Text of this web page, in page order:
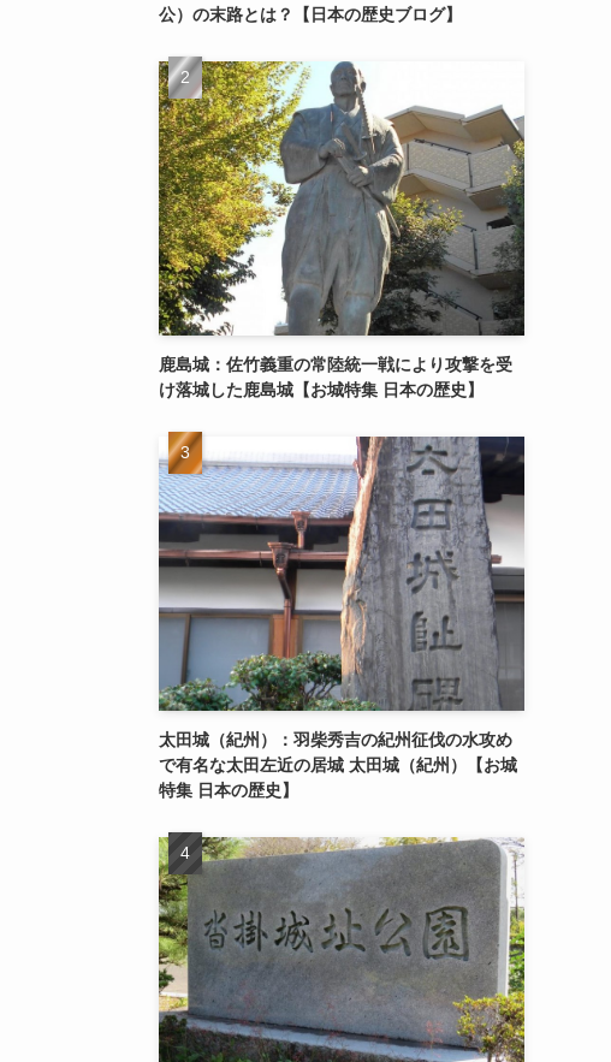
公）の末路とは？【日本の歴史ブログ】
鹿島城：佐竹義重の常陸統一戦により攻撃を受
け落城した鹿島城【お城特集 日本の歴史】
太田城（紀州）：羽柴秀吉の紀州征伐の水攻め
で有名な太田左近の居城 太田城（紀州）【お城
特集 日本の歴史】